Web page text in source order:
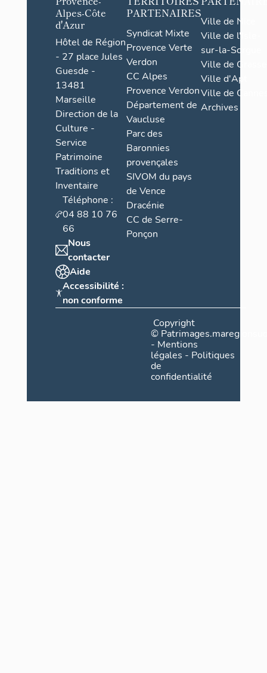
Alpes-Côte
d'Azur
Hôtel de Région
- 27 place Jules
Guesde -
13481
Marseille
Direction de la
Culture -
Service
Patrimoine
Traditions et
Inventaire
Téléphone :
04 88 10 76
66
Nous
contacter
Aide
Accessibilité :
non conforme
PARTENAIRES
Syndicat Mixte
Provence Verte
Verdon
CC Alpes
Provence Verdon
Département de
Vaucluse
Parc des
Baronnies
provençales
SIVOM du pays
de Vence
Dracénie
CC de Serre-
Ponçon
Ville de Nice
Ville de l'Isle-
sur-la-Sorgue
Ville de Grasse
Ville d'Apt
Ville de
Archives
Copyright
©
- Mentions
légales - Politiques
de
confidentialité